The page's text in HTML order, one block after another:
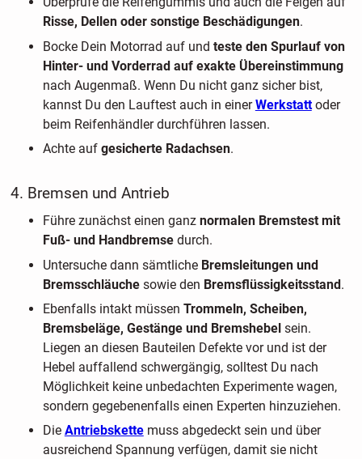
Risse, Dellen oder sonstige Beschädigungen.
Bocke Dein Motorrad auf und teste den Spurlauf von
Hinter- und Vorderrad auf exakte Übereinstimmung
nach Augenmaß. Wenn Du nicht ganz sicher bist,
kannst Du den Lauftest auch in einerWerkstattoder
beim Reifenhändler durchführen lassen.
Achte auf gesicherte Radachsen.
4. Bremsen und Antrieb
Führe zunächst einen ganz normalen Bremstest mit
Fuß- und Handbremsedurch.
Untersuche dann sämtliche Bremsleitungen und
Bremsschläuchesowie den Bremsflüssigkeitsstand.
Ebenfalls intakt müssen Trommeln, Scheiben,
Bremsbeläge, Gestänge und Bremshebelsein.
Liegen an diesen Bauteilen Defekte vor und ist der
Hebel auffallend schwergängig, solltest Du nach
Möglichkeit keine unbedachten Experimente wagen,
sondern gegebenenfalls einen Experten hinzuziehen.
Die Antriebskettemuss abgedeckt sein und über
ausreichend Spannung verfügen, damit sie nicht